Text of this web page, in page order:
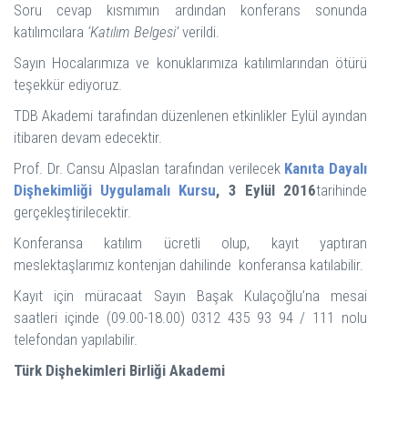
Soru cevap kısmımın ardından konferans sonunda
katılımcılara ‘Katılım Belgesi’verildi.
Sayın Hocalarımıza ve konuklarımıza katılımlarından ötürü
teşekkür ediyoruz.
TDB Akademi tarafından düzenlenen etkinlikler Eylül ayından
itibaren devam edecektir.
Prof. Dr. Cansu Alpaslan tarafından verilecek Kanıta Dayalı
Dişhekimliği Uygulamalı Kursu, 3 Eylül 2016tarihinde
gerçekleştirilecektir.
Konferansa katılım ücretli olup, kayıt yaptıran
meslektaşlarımız kontenjan dahilinde konferansa katılabilir.
Kayıt için müracaat Sayın Başak Kulaçoğlu’na mesai
saatleri içinde (09.00-18.00) 0312 435 93 94 / 111 nolu
telefondan yapılabilir.
Türk Dişhekimleri Birliği Akademi